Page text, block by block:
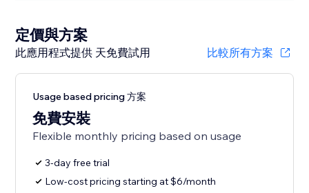
定價與方案
此應用程式提供 天免費試用 比較所有方案
Usage based pricing 方案
免費安裝
Flexible monthly pricing based on usage
3-day free trial
Low-cost pricing starting at $6/month